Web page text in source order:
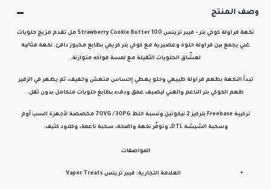
وصف المنتج
نكهة فراولة كوكي بتر - فيبر تريتس Strawberry Cookie Butter 100 مل تقدم مزيج حلويات
غني يجمع بين فراولة حلوة وعصيرية مع كوكي بتر كريمي بطابع مخبوز دافئ. نكهة مثالية
لعشّاق الحلويات الثقيلة مع لمسة فواكه متوازنة.
تبدأ النكهة بطعم فراولة طبيعي وحلو يعطي إحساس منعش وخفيف، ثم يظهر في الزفير
طعم الكوكي بتر الناعم والغني ليضيف عمق ودفء بطابع حلويات متكامل بدون ثقل.
تركيبة Freebase بتركيز 2 نيكوتين ونسبة خلط 70VG / 30PG مخصصة لأجهزة السب أوم
وسحبة الشيشة DTL، وتوفّر نكهة واضحة، سحبة ناعمة، وكلاود كثيف.
المواصفات
العلامة التجارية: فيبر تريتس Vaper Treats